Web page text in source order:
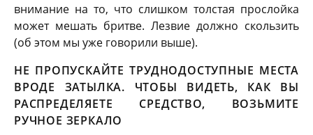
внимание на то, что слишком толстая прослойка
может мешать бритве. Лезвие должно скользить
(об этом мы уже говорили выше).
НЕ ПРОПУСКАЙТЕ ТРУДНОДОСТУПНЫЕ МЕСТА
ВРОДЕ ЗАТЫЛКА. ЧТОБЫ ВИДЕТЬ, КАК ВЫ
РАСПРЕДЕЛЯЕТЕ СРЕДСТВО, ВОЗЬМИТЕ
РУЧНОЕ ЗЕРКАЛО